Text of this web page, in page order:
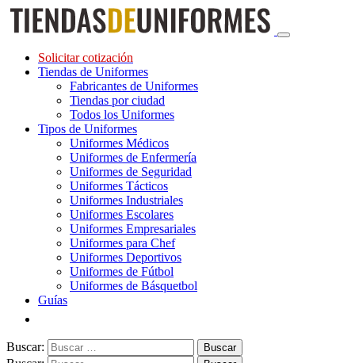
Solicitar cotización
Tiendas de Uniformes
Fabricantes de Uniformes
Tiendas por ciudad
Todos los Uniformes
Tipos de Uniformes
Uniformes Médicos
Uniformes de Enfermería
Uniformes de Seguridad
Uniformes Tácticos
Uniformes Industriales
Uniformes Escolares
Uniformes Empresariales
Uniformes para Chef
Uniformes Deportivos
Uniformes de Fútbol
Uniformes de Básquetbol
Guías
Buscar: